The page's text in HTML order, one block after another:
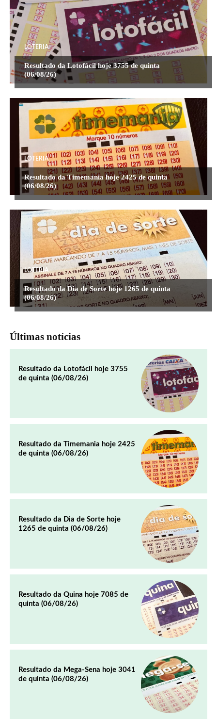
LOTERIA
Resultado da Lotofácil hoje 3755 de quinta
(06/08/26)
LOTERIA
Resultado da Timemania hoje 2425 de quinta
(06/08/26)
LOTERIA
Resultado da Dia de Sorte hoje 1265 de quinta
(06/08/26)
Últimas notícias
Resultado da Lotofácil hoje 3755
de quinta (06/08/26)
Resultado da Timemania hoje 2425
de quinta (06/08/26)
Resultado da Dia de Sorte hoje
1265 de quinta (06/08/26)
Resultado da Quina hoje 7085 de
quinta (06/08/26)
Resultado da Mega-Sena hoje 3041
de quinta (06/08/26)